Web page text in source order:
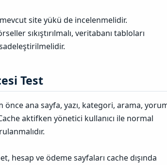
site yükü de incelenmelidir.
sıkıştırılmalı, veritabanı tabloları
Test​
önce ana sayfa, yazı, kategori, arama,
aktifken yönetici kullanıcı ile normal
hesap ve ödeme sayfaları cache dışında